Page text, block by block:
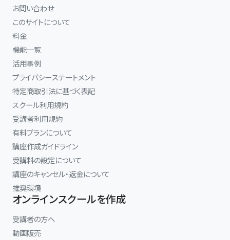
お問い合わせ
このサイトについて
料金
機能一覧
活用事例
プライバシーステートメント
特定商取引法に基づく表記
スクール利用規約
受講者利用規約
有料プランについて
講座作成ガイドライン
受講料の設定について
講座のキャンセル・返金について
推奨環境
オンラインスクールを作成
受講者の方へ
動画販売